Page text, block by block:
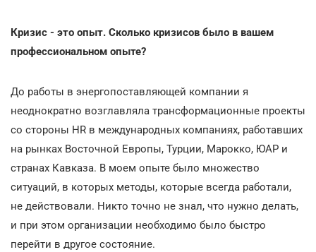
Кризис - это опыт. Сколько кризисов было в вашем
профессиональном опыте?
До работы в энергопоставляющей компании я
неоднократно возглавляла трансформационные проекты
со стороны HR в международных компаниях, работавших
на рынках Восточной Европы, Турции, Марокко, ЮАР и
странах Кавказа. В моем опыте было множество
ситуаций, в которых методы, которые всегда работали,
не действовали. Никто точно не знал, что нужно делать,
и при этом организации необходимо было быстро
перейти в другое состояние.